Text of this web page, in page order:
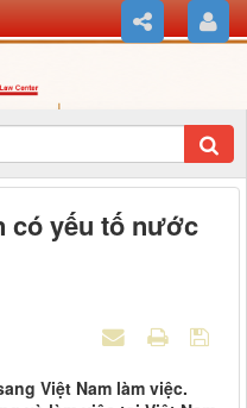
có yếu tố nước
Việt Nam làm việc.